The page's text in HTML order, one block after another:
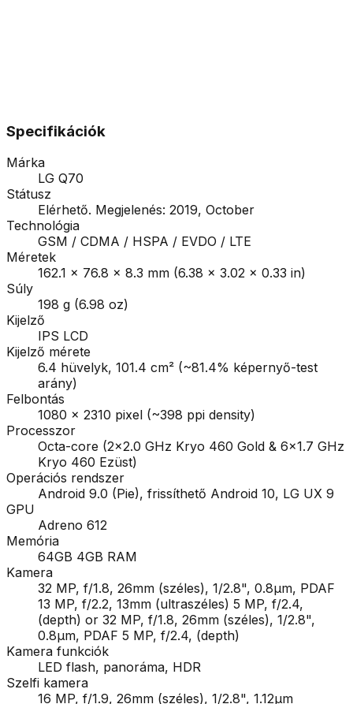
Specifikációk
Márka
LG Q70
Státusz
Elérhető. Megjelenés: 2019, October
Technológia
GSM / CDMA / HSPA / EVDO / LTE
Méretek
162.1 x 76.8 x 8.3 mm (6.38 x 3.02 x 0.33 in)
Súly
198 g (6.98 oz)
Kijelző
IPS LCD
Kijelző mérete
6.4 hüvelyk, 101.4 cm² (~81.4% képernyő-test
arány)
Felbontás
1080 x 2310 pixel (~398 ppi density)
Processzor
Octa-core (2x2.0 GHz Kryo 460 Gold & 6x1.7 GHz
Kryo 460 Ezüst)
Operációs rendszer
Android 9.0 (Pie), frissíthető Android 10, LG UX 9
GPU
Adreno 612
Memória
64GB 4GB RAM
Kamera
32 MP, f/1.8, 26mm (széles), 1/2.8", 0.8µm, PDAF
13 MP, f/2.2, 13mm (ultraszéles) 5 MP, f/2.4,
(depth) or 32 MP, f/1.8, 26mm (széles), 1/2.8",
0.8µm, PDAF 5 MP, f/2.4, (depth)
Kamera funkciók
LED flash, panoráma, HDR
Szelfi kamera
16 MP, f/1.9, 26mm (széles), 1/2.8", 1.12µm